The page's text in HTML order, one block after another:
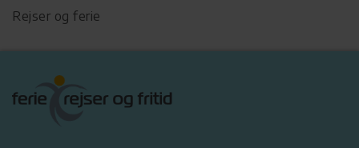
Rejser og ferie